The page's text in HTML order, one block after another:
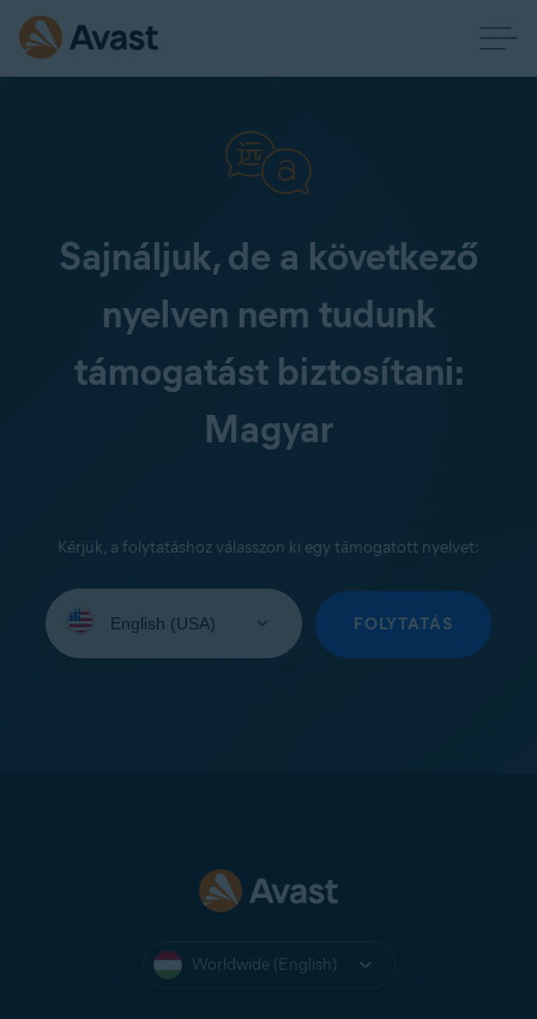
Sajnáljuk, de a következő
nyelven nem tudunk
támogatást biztosítani:
Magyar
Kérjük, a folytatáshoz válasszon ki egy támogatott nyelvet:
your
FOLYTATÁS
Worldwide (English)